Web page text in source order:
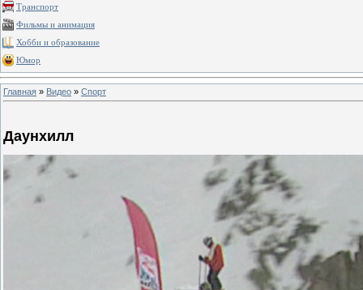
Транспорт
Фильмы и анимация
Хобби и образование
Юмор
Главная » Видео » Спорт
Даунхилл